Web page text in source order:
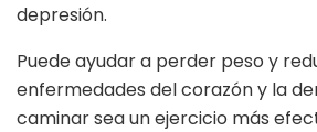
depresión.
Puede ayudar a perder peso y
enfermedades del corazón y la
caminar sea un ejercicio más